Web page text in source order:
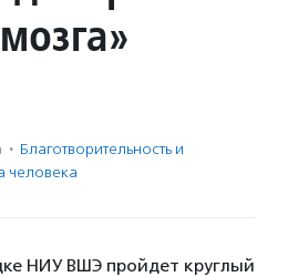
· Благотвори­тель­ность и
человека
НИУ ВШЭ пройдет круглый